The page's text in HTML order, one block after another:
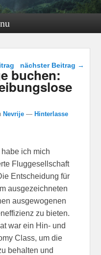
nächster Beitrag →
buchen:
Nevrije —Hinterlasse
ich mich
Fluggesellschaft
Entscheidung für
ausgezeichneten
ausgewogenen
zu bieten.
war ein Hin- und
Class, um die
behalten und